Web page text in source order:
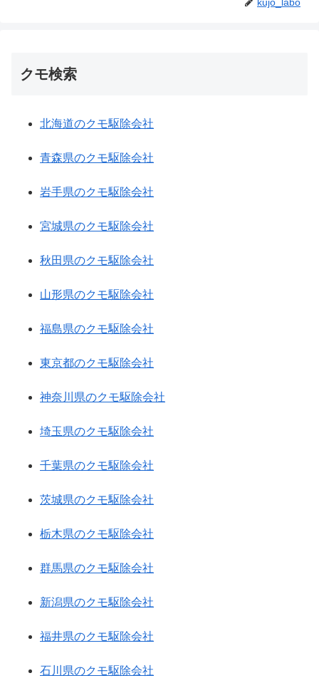
クモ検索
北海道のクモ駆除会社
青森県のクモ駆除会社
岩手県のクモ駆除会社
宮城県のクモ駆除会社
秋田県のクモ駆除会社
山形県のクモ駆除会社
福島県のクモ駆除会社
東京都のクモ駆除会社
神奈川県のクモ駆除会社
埼玉県のクモ駆除会社
千葉県のクモ駆除会社
茨城県のクモ駆除会社
栃木県のクモ駆除会社
群馬県のクモ駆除会社
新潟県のクモ駆除会社
福井県のクモ駆除会社
石川県のクモ駆除会社